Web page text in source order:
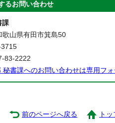
るお問い合わせ
課
山県有田市箕島50
83-2222
秘書課へのお問い合わせは専用フォ
前のページへ戻る ト